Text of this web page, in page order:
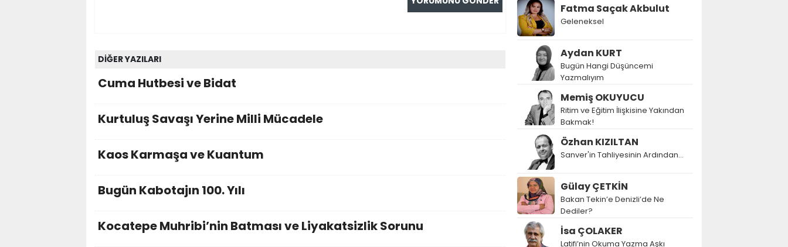
DİĞER YAZILARI
Cuma Hutbesi ve Bidat
Kurtuluş Savaşı Yerine Milli Mücadele
Kaos Karmaşa ve Kuantum
Bugün Kabotajın 100. Yılı
Kocatepe Muhribi’nin Batması ve Liyakatsizlik Sorunu
Fatma Saçak Akbulut
Geleneksel
Aydan KURT
Bugün Hangi Düşüncemi
Yazmalıyım
Memiş OKUYUCU
Ritim ve Eğitim İlişkisine Yakından
Bakmak!
Özhan KIZILTAN
Sanver'in Tahliyesinin Ardından…
Gülay ÇETKİN
Bakan Tekin’e Denizli’de Ne
Dediler?
İsa ÇOLAKER
Latifi’nin Okuma Yazma Aşkı